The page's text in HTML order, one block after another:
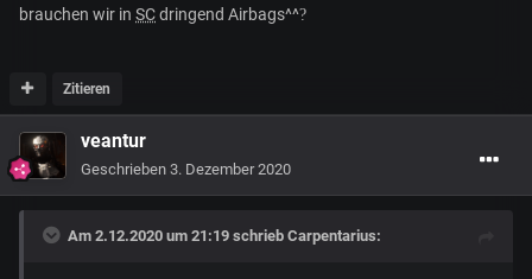
brauchen wir in SCdringend Airbags^^?
Zitieren
veantur
Geschrieben 3. Dezember 2020
Am 2.12.2020 um 21:19 schrieb Carpentarius: